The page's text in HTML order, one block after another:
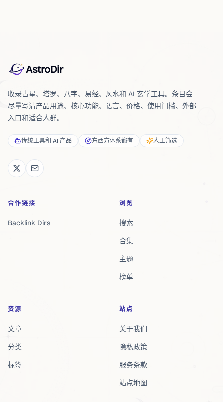
AstroDir
收录占星、塔罗、八字、易经、风水和 AI 玄学工具。条目会
尽量写清产品用途、核心功能、语言、价格、使用门槛、外部
入口和适合人群。
传统工具和 AI 产品 东西方体系都有 人工筛选
合作链接
Backlink Dirs
浏览
搜索
合集
主题
榜单
资源
文章
分类
标签
站点
关于我们
隐私政策
服务条款
站点地图